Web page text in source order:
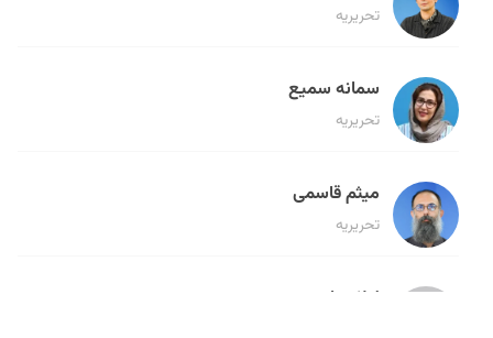
تحریریه
سمانه سمیع
تحریریه
میثم قاسمی
تحریریه
لیلا حنارود